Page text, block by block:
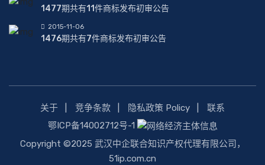
1477期共有11件商标发布初审公告
2015-11-06
1476期共有7件商标发布初审公告
关于 竞争条款 隐私政策 Policy
联系
鄂ICP备14002712号-1
Copyright ©2025 武汉中企联合知识产权代理有限公司，
51ip.com.cn